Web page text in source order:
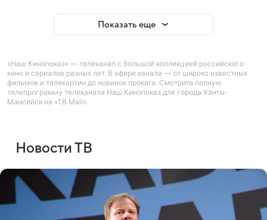
Показать еще
«Наш Кинопоказ» — телеканал с большой коллекцией российского
кино и сериалов разных лет. В эфире канала — от широко известных
фильмов и телекартин до новинок проката. Смотрите полную
телепрограмму телеканала Наш Кинопоказ для города Ханты-
Мансийск на «ТВ Mail».
Новости ТВ